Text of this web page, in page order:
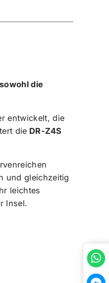
die
entwickelt, die
die DR-Z4S
und gleichzeitig
leichtes
Insel.